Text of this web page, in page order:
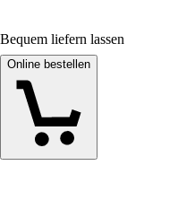
Bequem liefern lassen
Online bestellen